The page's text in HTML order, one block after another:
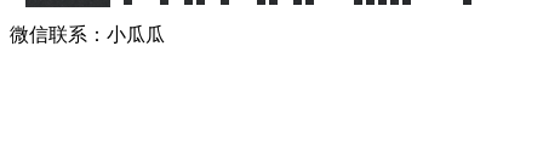
微信联系：小瓜瓜